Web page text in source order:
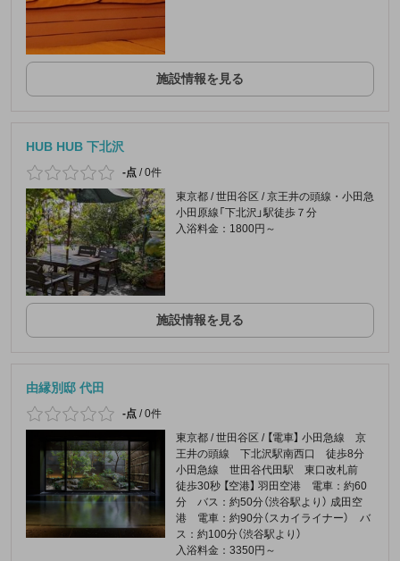
施設情報を見る
HUB HUB 下北沢
-点 /0件
東京都 / 世田谷区 / 京王井の頭線・小田急
小田原線「下北沢」駅徒歩７分
入浴料金：1800円～
施設情報を見る
由縁別邸 代田
-点 /0件
東京都 / 世田谷区 / 【電車】 小田急線 京
王井の頭線 下北沢駅南西口 徒歩8分
小田急線 世田谷代田駅 東口改札前
徒歩30秒 【空港】 羽田空港 電車：約60
分 バス：約50分（渋谷駅より） 成田空
港 電車：約90分（スカイライナー） バ
ス：約100分（渋谷駅より）
入浴料金：3350円～